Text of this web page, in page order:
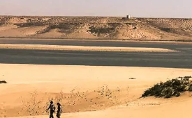
DEFENDER TD5